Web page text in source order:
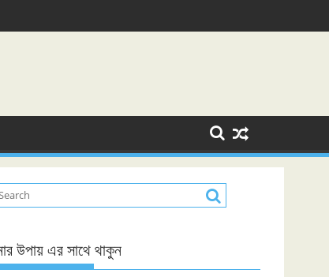
উপায় এর সাথে থাকুন